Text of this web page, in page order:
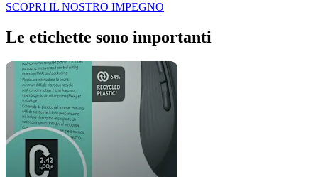
SCOPRI IL NOSTRO IMPEGNO
Le etichette sono importanti